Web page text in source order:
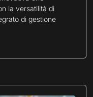
la versatilità di
di gestione